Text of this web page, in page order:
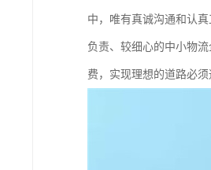
中，唯有真诚沟通和认
负责、较细心的中小物
费，实现理想的道路必